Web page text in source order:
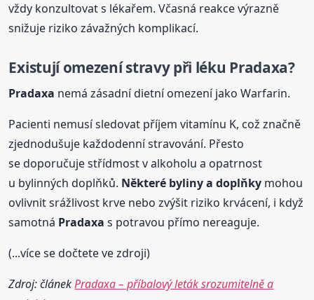
vždy konzultovat s lékařem. Včasná reakce výrazně
snižuje riziko závažných komplikací.
Existují omezení stravy při léku Pradaxa?
Pradaxa nemá zásadní dietní omezení jako Warfarin.
Pacienti nemusí sledovat příjem vitamínu K, což značně
zjednodušuje každodenní stravování. Přesto
se doporučuje střídmost v alkoholu a opatrnost
u bylinných doplňků. Některé byliny a doplňky mohou
ovlivnit srážlivost krve nebo zvýšit riziko krvácení, i když
samotná Pradaxa s potravou přímo nereaguje.
(...více se dočtete ve zdroji)
Zdroj: článekPradaxa – příbalový leták srozumitelně a